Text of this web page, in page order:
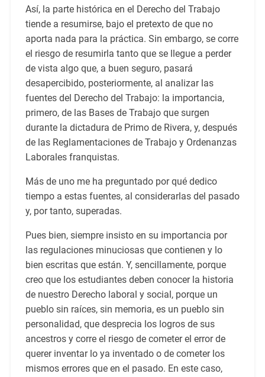
Así, la parte histórica en el Derecho del Trabajo
tiende a resumirse, bajo el pretexto de que no
aporta nada para la práctica. Sin embargo, se corre
el riesgo de resumirla tanto que se llegue a perder
de vista algo que, a buen seguro, pasará
desapercibido, posteriormente, al analizar las
fuentes del Derecho del Trabajo: la importancia,
primero, de las Bases de Trabajo que surgen
durante la dictadura de Primo de Rivera, y, después
de las Reglamentaciones de Trabajo y Ordenanzas
Laborales franquistas.
Más de uno me ha preguntado por qué dedico
tiempo a estas fuentes, al considerarlas del pasado
y, por tanto, superadas.
Pues bien, siempre insisto en su importancia por
las regulaciones minuciosas que contienen y lo
bien escritas que están. Y, sencillamente, porque
creo que los estudiantes deben conocer la historia
de nuestro Derecho laboral y social, porque un
pueblo sin raíces, sin memoria, es un pueblo sin
personalidad, que desprecia los logros de sus
ancestros y corre el riesgo de cometer el error de
querer inventar lo ya inventado o de cometer los
mismos errores que en el pasado. En este caso,